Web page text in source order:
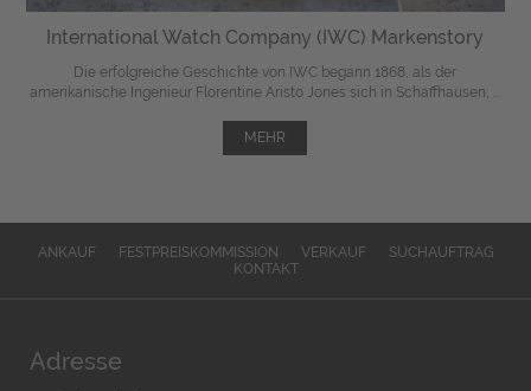
International Watch Company (IWC) Markenstory
Die erfolgreiche Geschichte von IWC begann 1868, als der
amerikanische Ingenieur Florentine Aristo Jones sich in Schaffhausen, ...
MEHR
ANKAUF FESTPREISKOMMISSION VERKAUF
SUCHAUFTRAG
KONTAKT
Adresse